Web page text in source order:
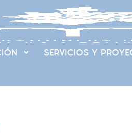
SERVICIOS Y